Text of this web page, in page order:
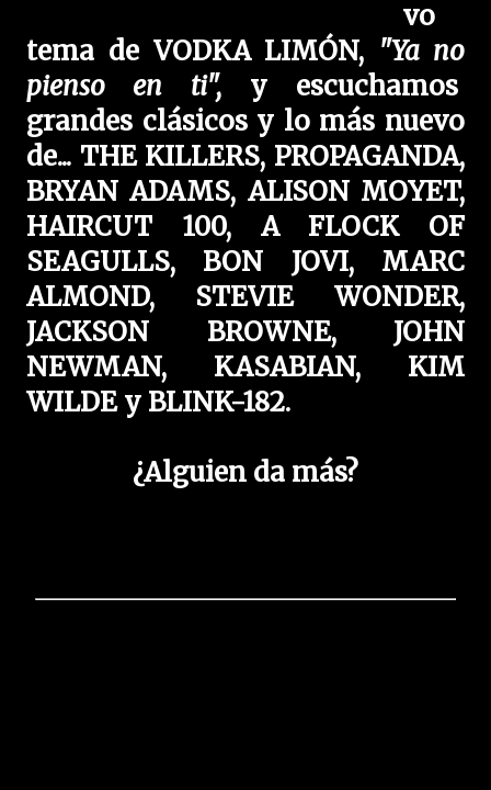
vo
tema de VODKA LIMÓN, "Ya no
pienso en ti",y escuchamos
grandes clásicos y lo más nuevo
de... THE KILLERS, PROPAGANDA,
BRYAN ADAMS, ALISON MOYET,
HAIRCUT 100, A FLOCK OF
SEAGULLS, BON JOVI, MARC
ALMOND, STEVIE WONDER,
JACKSON BROWNE, JOHN
NEWMAN, KASABIAN, KIM
WILDE y BLINK-182.
¿Alguien da más?